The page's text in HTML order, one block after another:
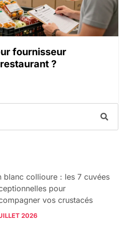
fournisseur
?
blanc collioure : les 7 cuvées
pour
vos crustacés
2026